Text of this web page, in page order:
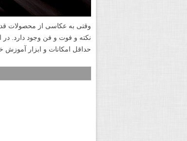
وقتی به عکاسی از محصولات
نکته و فوت و فن وجود دارد. در
حداقل امکانات و ابزار آموزش